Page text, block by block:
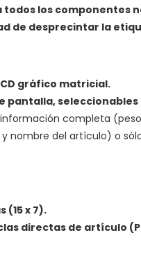
todos los componentes
de desprecintar la
gráfico matricial.
pantalla, seleccionables
información completa
y nombre del artículo) o
(15 x 7).
directas de artículo